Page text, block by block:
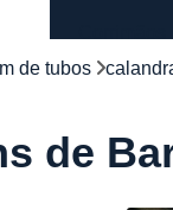
Cortes a
de tubos
de